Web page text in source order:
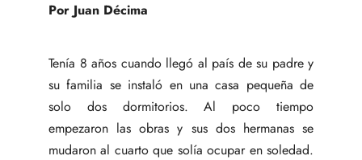
Por Juan Décima
Tenía 8 años cuando llegó al país de su padre y
su familia se instaló en una casa pequeña de
solo dos dormitorios. Al poco tiempo
empezaron las obras y sus dos hermanas se
mudaron al cuarto que solía ocupar en soledad.